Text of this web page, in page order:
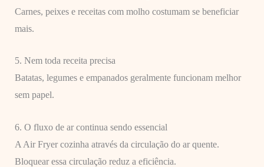
Carnes, peixes e receitas com molho costumam se beneficiar
mais.
5. Nem toda receita precisa
Batatas, legumes e empanados geralmente funcionam melhor
sem papel.
6. O fluxo de ar continua sendo essencial
A Air Fryer cozinha através da circulação do ar quente.
Bloquear essa circulação reduz a eficiência.